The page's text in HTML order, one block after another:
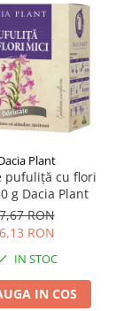
Plant
pufuliță cu flori
g Dacia Plant
RON
6,13 RON
IN STOC
IN COS